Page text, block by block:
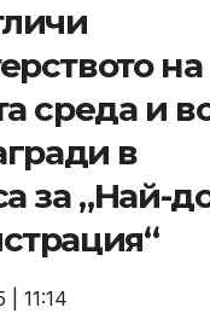
на
среда и
в
за „Най-
| 11:14